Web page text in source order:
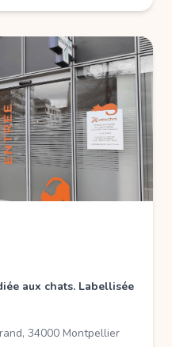
aux chats. Labellisée
34000 Montpellier